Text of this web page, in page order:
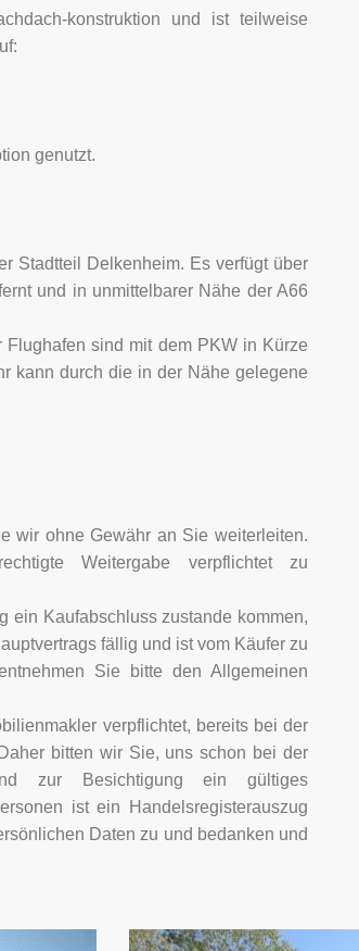
konstruktion und ist teilweise
genutzt.
Stadtteil Delkenheim. Es verfügt über
und in unmittelbarer Nähe der A66
sind mit dem PKW in Kürze
kann durch die in der Nähe gelegene
wir ohne Gewähr an Sie weiterleiten.
Weitergabe verpflichtet zu
ein Kaufabschluss zustande kommen,
fällig und ist vom Käufer zu
Sie bitte den Allgemeinen
verpflichtet, bereits bei der
bitten wir Sie, uns schon bei der
zur Besichtigung ein gültiges
ist ein Handelsregisterauszug
Daten zu und bedanken und